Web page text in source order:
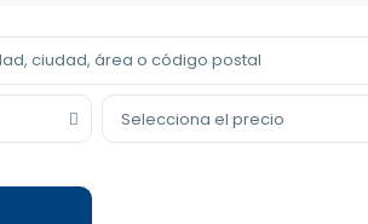
Selecciona el precio